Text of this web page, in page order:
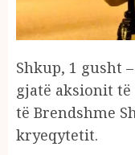
Shkup, 1 gusht
gjatë aksionit
të Brendshme
kryeqytetit.